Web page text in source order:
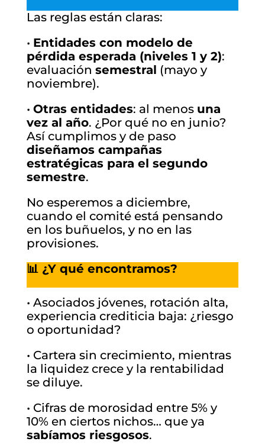
Las reglas están claras:
• Entidades con modelo de
pérdida esperada (niveles 1 y 2):
evaluación semestral (mayo y
noviembre).
• Otras entidades: al menos una
vez al año. ¿Por qué no en junio?
Así cumplimos y de paso
diseñamos campañas
estratégicas para el segundo
semestre.
No esperemos a diciembre,
cuando el comité está pensando
en los buñuelos, y no en las
provisiones.
📊 ¿Y qué encontramos?
• Asociados jóvenes, rotación alta,
experiencia crediticia baja: ¿riesgo
o oportunidad?
• Cartera sin crecimiento, mientras
la liquidez crece y la rentabilidad
se diluye.
• Cifras de morosidad entre 5% y
10% en ciertos nichos… que ya
sabíamos riesgosos.